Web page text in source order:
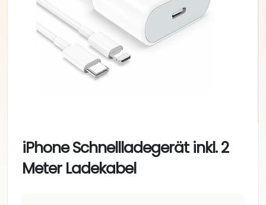
iPhone Schnellladegerät inkl. 2
Meter Ladekabel